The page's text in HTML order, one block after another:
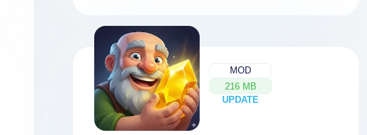
MOD
216 MB
UPDATE
NEW